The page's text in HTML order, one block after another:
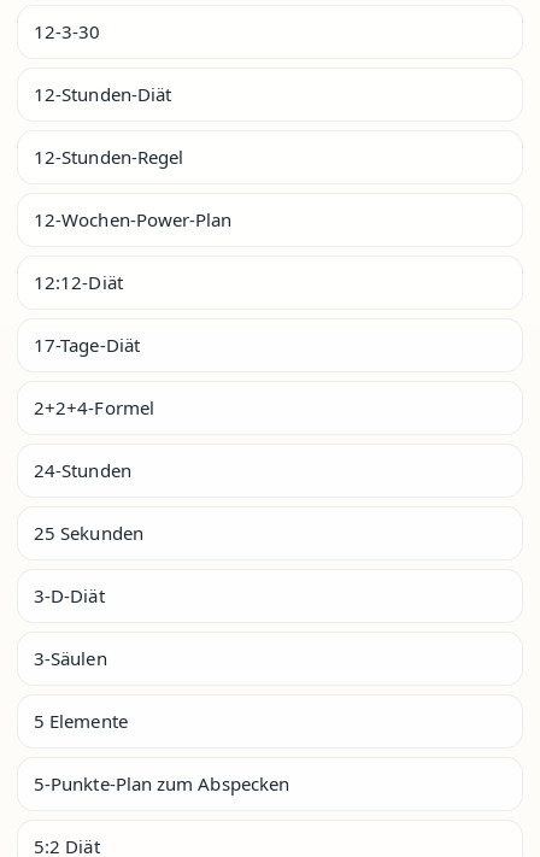
12-3-30
12-Stunden-Diät
12-Stunden-Regel
12-Wochen-Power-Plan
12:12-Diät
17-Tage-Diät
2+2+4-Formel
24-Stunden
25 Sekunden
3-D-Diät
3-Säulen
5 Elemente
5-Punkte-Plan zum Abspecken
5:2 Diät